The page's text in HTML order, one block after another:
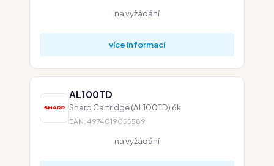
na vyžádání
více informací
AL100TD
Sharp Cartridge (AL100TD) 6k
EAN: 4974019055589
na vyžádání